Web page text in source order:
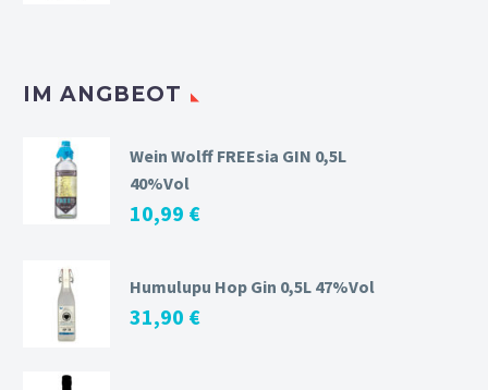
IM ANGBEOT
Wein Wolff FREEsia GIN 0,5L
40%Vol
10,99 €
Humulupu Hop Gin 0,5L 47%Vol
31,90 €